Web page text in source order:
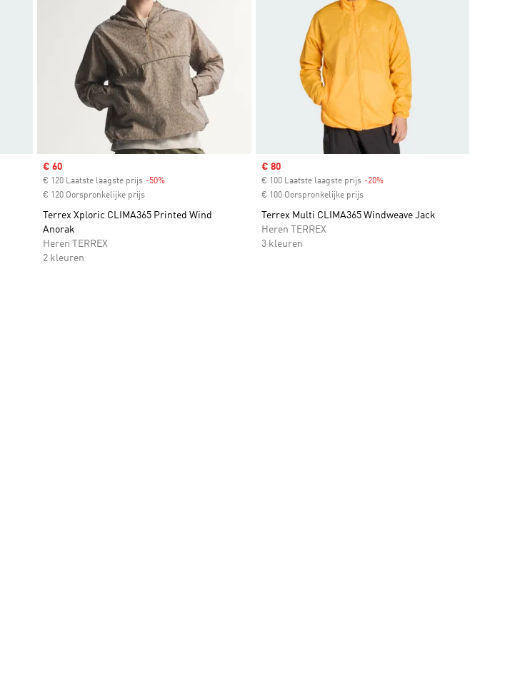
Sale price
€ 60
€ 120 Laatste laagste prijs -50%
€ 120 Oorspronkelijke prijs
Terrex Xploric CLIMA365 Printed Wind
Anorak
Heren TERREX
2 kleuren
Sale price
€ 80
€ 100 Laatste laagste prijs -20%Discount
€ 100 Oorspronkelijke prijs
Terrex Multi CLIMA365 Windweave Jack
Heren TERREX
3 kleuren